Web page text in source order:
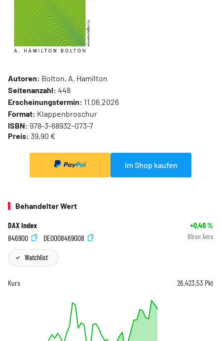
Autoren: Bolton, A. Hamilton
Seitenanzahl: 448
Erscheinungstermin: 11.06.2026
Format: Klappenbroschur
ISBN: 978-3-68932-073-7
Preis: 39,90 €
Im Shop kaufen
Behandelter Wert
DAX Index +0,40%
846900
DE0008469008 Börse: Xetra
Watchlist
Kurs 26.423,53 Pkt